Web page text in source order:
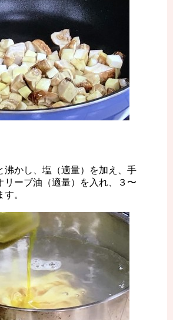
沸かし、塩（適量）を加え、手
リーブ油（適量）を入れ、３〜
。